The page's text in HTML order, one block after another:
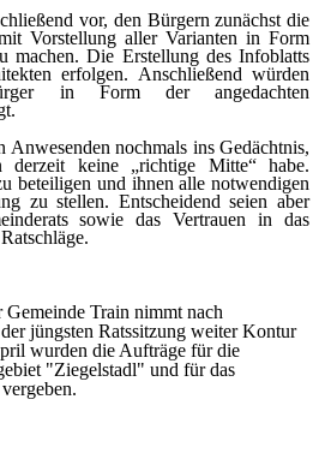
vor, den Bürgern zunächst die
Vorstellung aller Varianten in Form
machen. Die Erstellung des Infoblatts
erfolgen. Anschließend würden
in Form der angedachten
nochmals ins Gedächtnis,
derzeit keine „richtige Mitte“ habe.
beteiligen und ihnen alle notwendigen
zu stellen. Entscheidend seien aber
sowie das Vertrauen in das
Train nimmt nach
jüngsten Ratssitzung weiter Kontur
wurden die Aufträge für die
"Ziegelstadl" und für das